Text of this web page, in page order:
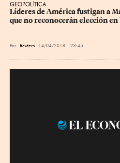
GEOPOLÍTICA
Líderes de América fustigan a
que no reconocerán elección en
Por Reuters 14/04/2018 - 23:45